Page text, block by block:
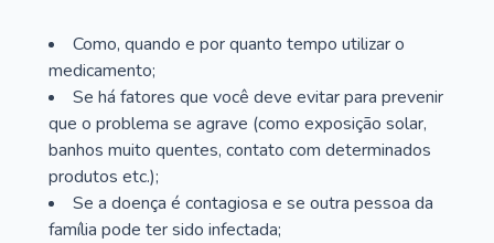
Como, quando e por quanto tempo utilizar o
medicamento;
Se há fatores que você deve evitar para prevenir
que o problema se agrave (como exposição solar,
banhos muito quentes, contato com determinados
produtos etc.);
Se a doença é contagiosa e se outra pessoa da
família pode ter sido infectada;